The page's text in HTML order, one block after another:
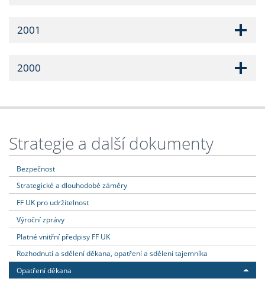
2001
2000
Strategie a další dokumenty
Bezpečnost
Strategické a dlouhodobé záměry
FF UK pro udržitelnost
Výroční zprávy
Platné vnitřní předpisy FF UK
Rozhodnutí a sdělení děkana, opatření a sdělení tajemníka
Opatření děkana